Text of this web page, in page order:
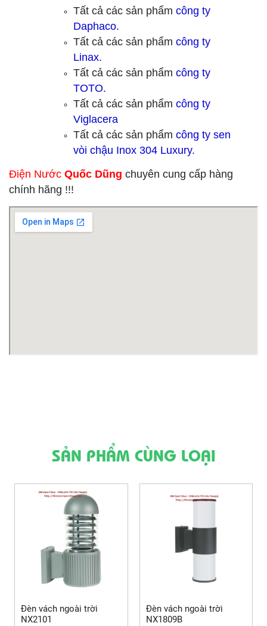
Tất cả các sản phẩm công ty
Daphaco.
Tất cả các sản phẩm công ty
Linax.
Tất cả các sản phẩm công ty
TOTO.
Tất cả các sản phẩm công ty
Viglacera
Tất cả các sản phẩm công ty sen
vòi chậu Inox 304 Luxury.
Điện Nước Quốc Dũng chuyên cung cấp hàng
chính hãng !!!
SẢN PHẨM CÙNG LOẠI
Đèn vách ngoài trời
NX2101
Đèn vách ngoài trời
NX1809B